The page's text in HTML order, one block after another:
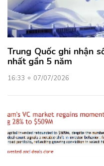
Trung Quốc ghi nhận
nhất gần 5 năm
16:33 07/07/2026